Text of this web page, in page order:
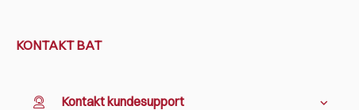
KONTAKT BAT
Kontakt kundesupport